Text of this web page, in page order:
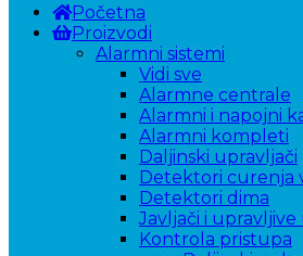
Početna
Proizvodi
Alarmni sistemi
Vidi sve
Alarmne centrale
Alarmni i napojni
Alarmni kompleti
Daljinski upravljači
Detektori curenja
Detektori dima
Javljači i
Kontrola pristupa